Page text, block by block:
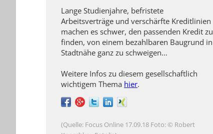
Lange Studienjahre, befristete
Arbeitsverträge und verschärfte Kreditlinien
machen es schwer, den passenden Kredit zu
finden, von einem bezahlbaren Baugrund in
Stadtnähe ganz zu schweigen…
Weitere Infos zu diesem gesellschaftlich
wichtigem Thema hier.
(Quelle: Focus Online 17.09.18 Foto: © Robert